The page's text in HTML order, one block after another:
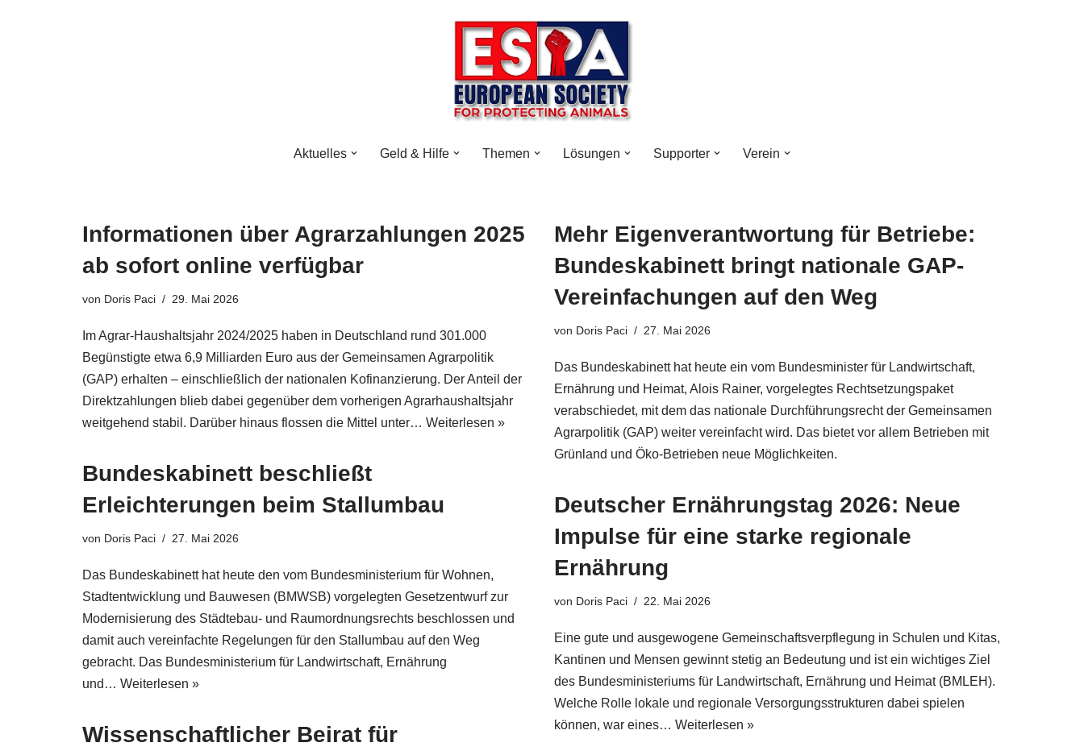
Aktuelles Geld & Hilfe Themen Lösungen Supporter Verein
Informationen über Agrarzahlungen 2025
ab sofort online verfügbar
von Doris Paci 29. Mai 2026
Im Agrar-Haushaltsjahr 2024/2025 haben in Deutschland rund 301.000
Begünstigte etwa 6,9 Milliarden Euro aus der Gemeinsamen Agrarpolitik
(GAP) erhalten – einschließlich der nationalen Kofinanzierung. Der Anteil der
Direktzahlungen blieb dabei gegenüber dem vorherigen Agrarhaushaltsjahr
weitgehend stabil. Darüber hinaus flossen die Mittel unter… Weiterlesen »
Mehr Eigenverantwortung für Betriebe:
Bundeskabinett bringt nationale GAP-
Vereinfachungen auf den Weg
von Doris Paci 27. Mai 2026
Das Bundeskabinett hat heute ein vom Bundesminister für Landwirtschaft,
Ernährung und Heimat, Alois Rainer, vorgelegtes Rechtsetzungspaket
verabschiedet, mit dem das nationale Durchführungsrecht der Gemeinsamen
Agrarpolitik (GAP) weiter vereinfacht wird. Das bietet vor allem Betrieben mit
Grünland und Öko-Betrieben neue Möglichkeiten.
Bundeskabinett beschließt
Erleichterungen beim Stallumbau
von Doris Paci 27. Mai 2026
Das Bundeskabinett hat heute den vom Bundesministerium für Wohnen,
Stadtentwicklung und Bauwesen (BMWSB) vorgelegten Gesetzentwurf zur
Modernisierung des Städtebau- und Raumordnungsrechts beschlossen und
damit auch vereinfachte Regelungen für den Stallumbau auf den Weg
gebracht. Das Bundesministerium für Landwirtschaft, Ernährung
und… Weiterlesen »
Deutscher Ernährungstag 2026: Neue
Impulse für eine starke regionale
Ernährung
von Doris Paci 22. Mai 2026
Eine gute und ausgewogene Gemeinschaftsverpflegung in Schulen und Kitas,
Kantinen und Mensen gewinnt stetig an Bedeutung und ist ein wichtiges Ziel
des Bundesministeriums für Landwirtschaft, Ernährung und Heimat (BMLEH).
Welche Rolle lokale und regionale Versorgungsstrukturen dabei spielen
können, war eines… Weiterlesen »
Wissenschaftlicher Beirat für